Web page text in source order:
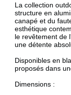
La collection
structure en
canapé et du
esthétique
le revêtement de
une détente
Disponibles en
proposés dans
Dimensions :